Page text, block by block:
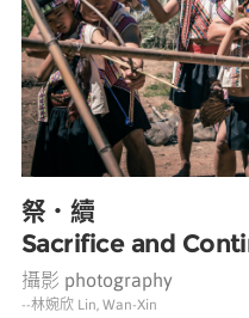
祭．續
Sacrifice and
攝影 photography
--林婉欣 Lin, Wan-Xin